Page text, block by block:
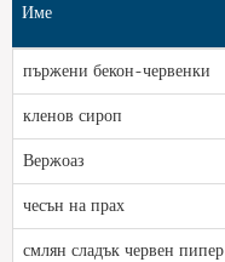
Име
пържени бекон-червенки
кленов сироп
Вержоаз
чесън на прах
смлян сладък червен пипер